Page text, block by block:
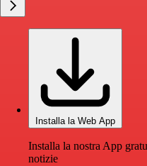
Installa la Web App
Installa la nostra App
notizie